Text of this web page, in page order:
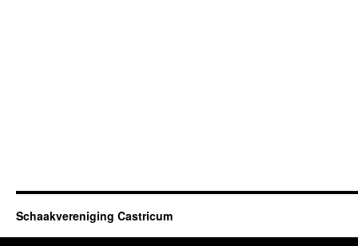
Schaakvereniging Castricum